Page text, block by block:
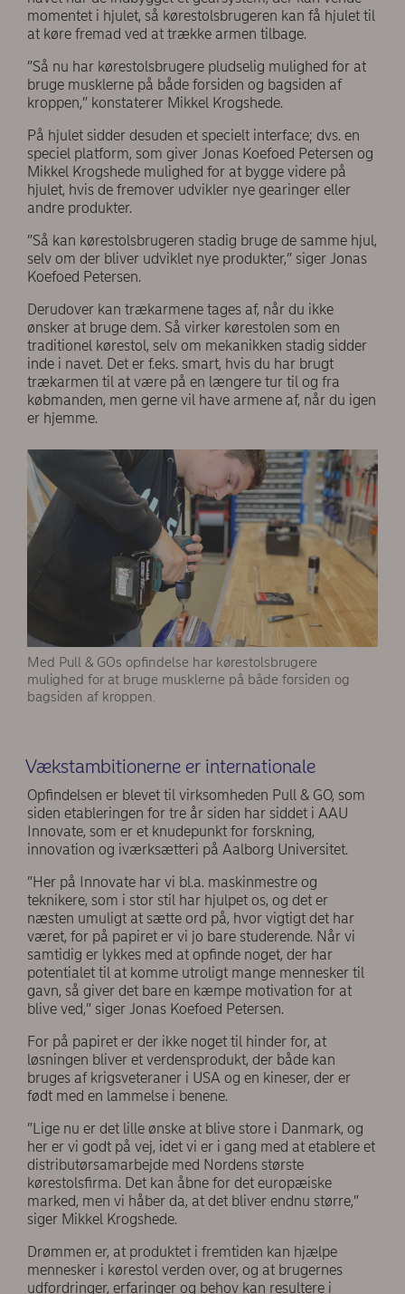
momentet i hjulet, så kørestolsbrugeren kan få hjulet til
at køre fremad ved at trække armen tilbage.
”Så nu har kørestolsbrugere pludselig mulighed for at
bruge musklerne på både forsiden og bagsiden af
kroppen,” konstaterer Mikkel Krogshede.
På hjulet sidder desuden et specielt interface; dvs. en
speciel platform, som giver Jonas Koefoed Petersen og
Mikkel Krogshede mulighed for at bygge videre på
hjulet, hvis de fremover udvikler nye gearinger eller
andre produkter.
”Så kan kørestolsbrugeren stadig bruge de samme hjul,
selv om der bliver udviklet nye produkter,” siger Jonas
Koefoed Petersen.
Derudover kan trækarmene tages af, når du ikke
ønsker at bruge dem. Så virker kørestolen som en
traditionel kørestol, selv om mekanikken stadig sidder
inde i navet. Det er f.eks. smart, hvis du har brugt
trækarmen til at være på en længere tur til og fra
købmanden, men gerne vil have armene af, når du igen
er hjemme.
Med Pull & GOs opfindelse har kørestolsbrugere
mulighed for at bruge musklerne på både forsiden og
bagsiden af kroppen.
Vækstambitionerne er internationale
Opfindelsen er blevet til virksomheden Pull & GO, som
siden etableringen for tre år siden har siddet i AAU
Innovate, som er et knudepunkt for forskning,
innovation og iværksætteri på Aalborg Universitet.
”Her på Innovate har vi bl.a. maskinmestre og
teknikere, som i stor stil har hjulpet os, og det er
næsten umuligt at sætte ord på, hvor vigtigt det har
været, for på papiret er vi jo bare studerende. Når vi
samtidig er lykkes med at opfinde noget, der har
potentialet til at komme utroligt mange mennesker til
gavn, så giver det bare en kæmpe motivation for at
blive ved,” siger Jonas Koefoed Petersen.
For på papiret er der ikke noget til hinder for, at
løsningen bliver et verdensprodukt, der både kan
bruges af krigsveteraner i USA og en kineser, der er
født med en lammelse i benene.
”Lige nu er det lille ønske at blive store i Danmark, og
her er vi godt på vej, idet vi er i gang med at etablere et
distributørsamarbejde med Nordens største
kørestolsfirma. Det kan åbne for det europæiske
marked, men vi håber da, at det bliver endnu større,”
siger Mikkel Krogshede.
Drømmen er, at produktet i fremtiden kan hjælpe
mennesker i kørestol verden over, og at brugernes
udfordringer, erfaringer og behov kan resultere i